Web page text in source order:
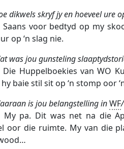
dikwels skryf jy en hoeveel ure
Saans voor bedtyd op my
op ‘n slag nie.
was jou gunsteling
Die Huppelboekies van WO
baie stil sit op ‘n stomp oor
is jou belangstelling inWF
My pa. Dit was net na die
oor die ruimte. My van die